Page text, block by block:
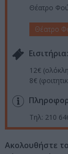
Θέατρο
Θέατρο
Eισιτήρια:
12€
8€
Τηλ: 210
Ακολουθήστε